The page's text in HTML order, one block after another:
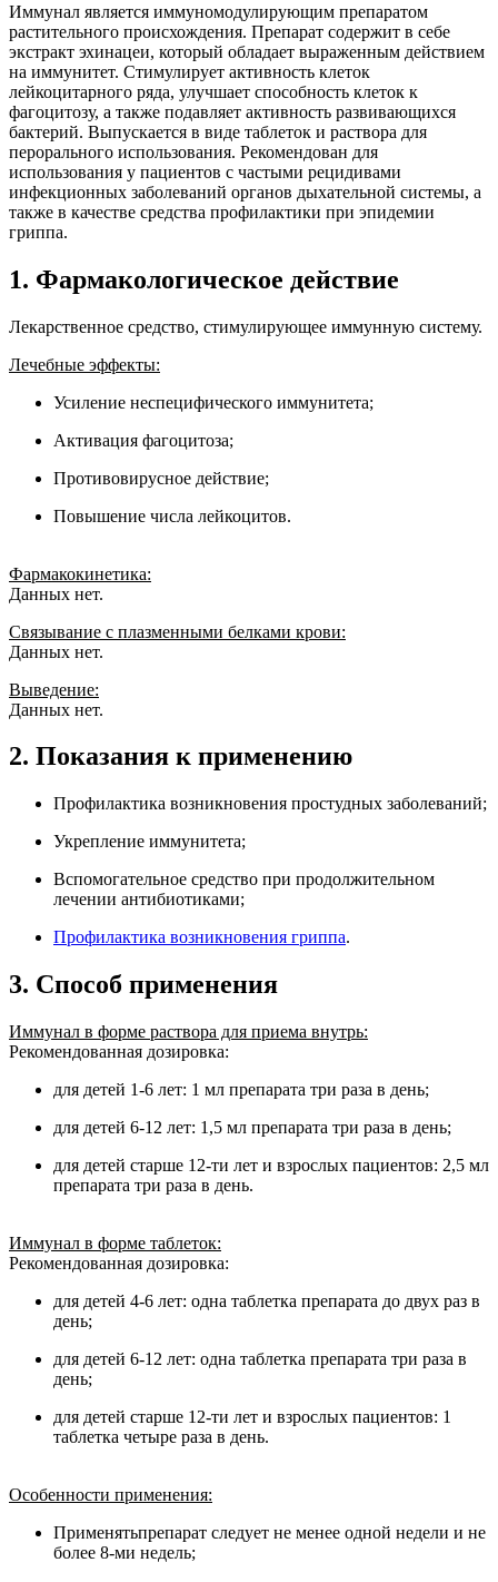
Иммунал является иммуномодулирующим препаратом
растительного происхождения. Препарат содержит в себе
экстракт эхинацеи, который обладает выраженным действием
на иммунитет. Стимулирует активность клеток
лейкоцитарного ряда, улучшает способность клеток к
фагоцитозу, а также подавляет активность развивающихся
бактерий. Выпускается в виде таблеток и раствора для
перорального использования. Рекомендован для
использования у пациентов с частыми рецидивами
инфекционных заболеваний органов дыхательной системы, а
также в качестве средства профилактики при эпидемии
гриппа.
1. Фармакологическое действие
Лекарственное средство, стимулирующее иммунную систему.
Лечебные эффекты:
Усиление неспецифического иммунитета;
Активация фагоцитоза;
Противовирусное действие;
Повышение числа лейкоцитов.
Фармакокинетика:
Данных нет.
Связывание с плазменными белками крови:
Данных нет.
Выведение:
Данных нет.
2. Показания к применению
Профилактика возникновения простудных заболеваний;
Укрепление иммунитета;
Вспомогательное средство при продолжительном
лечении антибиотиками;
Профилактика возникновения гриппа.
3. Способ применения
Иммунал в форме раствора для приема внутрь:
Рекомендованная дозировка:
для детей 1-6 лет: 1 мл препарата три раза в день;
для детей 6-12 лет: 1,5 мл препарата три раза в день;
для детей старше 12-ти лет и взрослых пациентов: 2,5 мл
препарата три раза в день.
Иммунал в форме таблеток:
Рекомендованная дозировка:
для детей 4-6 лет: одна таблетка препарата до двух раз в
день;
для детей 6-12 лет: одна таблетка препарата три раза в
день;
для детей старше 12-ти лет и взрослых пациентов: 1
таблетка четыре раза в день.
Особенности применения:
Применятьпрепарат следует не менее одной недели и не
более 8-ми недель;